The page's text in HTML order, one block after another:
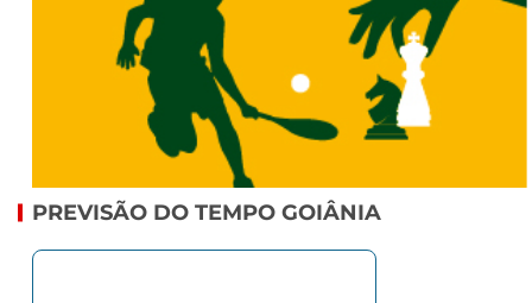
PREVISÃO DO TEMPO GOIÂNIA